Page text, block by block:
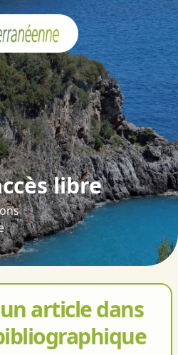
libre
article dans